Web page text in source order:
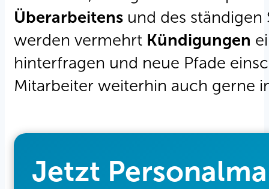
Überarbeitens und des
werden vermehrt Kündigungen
hinterfragen und neue Pfade
Mitarbeiter weiterhin auch gerne
Jetzt